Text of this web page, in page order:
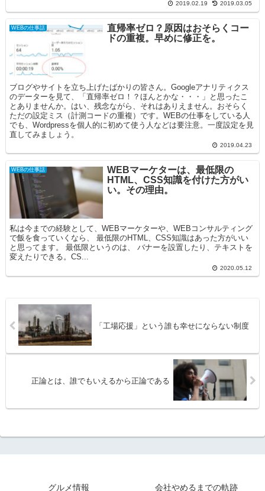
2019.02.19 2019.03.05
WEBの仕事話
直帰率ゼロ？原因はおそらくコー
ドの重複。早めに修正を。
ブログやサイトを立ち上げたばかりの皆さん。Googleアナリティクス
のデーターを見て、「直帰率ゼロ！？ほんとかな・・・」と思ったこ
とありませんか。はい、残念ながら、それはありえません。おそらく
ただの設定ミス（計測コードの重複）です。WEBの仕事をしている人
でも、Wordpressを個人的に初めて使う人などは要注意。一度設定を見
直してみましょう。
2019.04.23
WEBの仕事話
WEBマーケターは、最低限の
HTML、CSS知識を付けた方がい
い。その理由。
私は今までの経験として、WEBマーケターや、WEBコンサルティング
で飯を食っていくなら、 最低限のHTML、CSS知識はあった方がいい
と思ってます。 最低限というのは、 バナーを設置したり、テキストを
変えたりできる。CS...
2020.05.12
「工場応援」という誰も幸せにならない制度
正論とは、誰でもいえるから正論である
グルメ情報 会社やめるまでの軌跡